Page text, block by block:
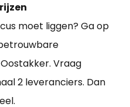
moet liggen? Ga op
Vraag
2 leveranciers. Dan